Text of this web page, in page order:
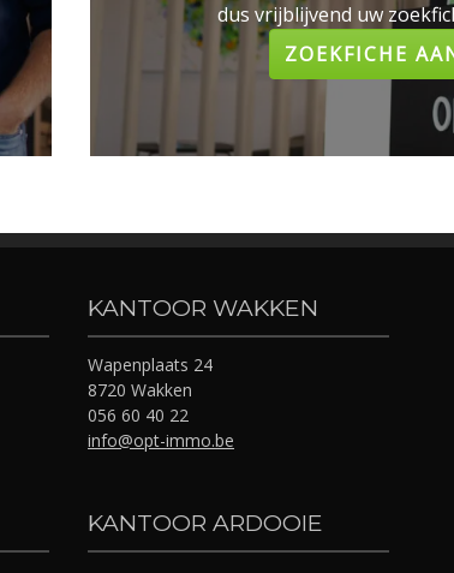
dus vrijblijvend uw
ZOEKFICHE
KANTOOR WAKKEN
Wapenplaats 24
8720 Wakken
056 60 40 22
info@opt-immo.be
KANTOOR ARDOOIE